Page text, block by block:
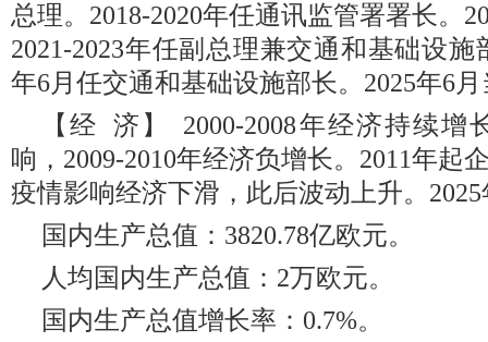
总理。2018-2020年任通讯监管署署长。
2021-2023年任副总理兼交通和基础设施
年6月任交通和基础设施部长。2025年6
【经 济】 2000-2008年经济持续
响，2009-2010年经济负增长。2011年起
疫情影响经济下滑，此后波动上升。
国内生产总值：3820.78亿欧元。
人均国内生产总值：2万欧元。
国内生产总值增长率：0.7%。